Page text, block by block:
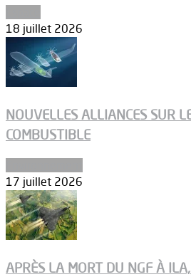
18 juillet 2026
NOUVELLES ALLIANCES SUR
COMBUSTIBLE
17 juillet 2026
APRÈS LA MORT DU NGF À